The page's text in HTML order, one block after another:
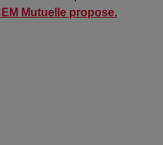
Mutuelle propose.